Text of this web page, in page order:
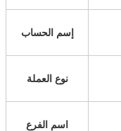
إسم الحساب
نوع العملة
اسم الفرع